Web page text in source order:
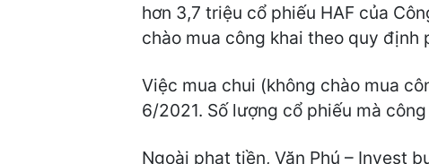
hơn 3,7 triệu cổ phiếu HAF của
chào mua công khai theo quy định
Việc mua chui (không chào mua
6/2021. Số lượng cổ phiếu mà
Ngoài phạt tiền, Văn Phú – Invest